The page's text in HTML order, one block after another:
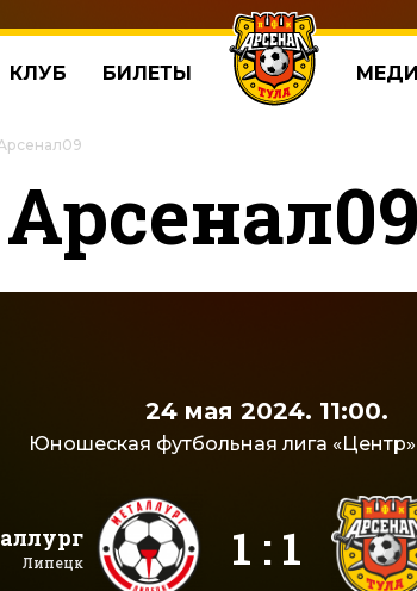
КЛУБ БИЛЕТЫ
24 мая 2024. 11:00.
Юношеская футбольная лига «Центр»-
Липецк 1 : 1